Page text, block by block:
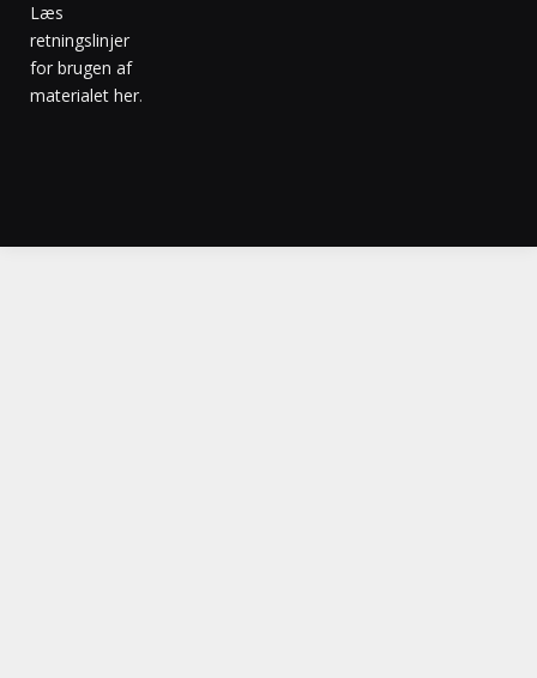
Læs
retningslinjer
for brugen af
materialet her.